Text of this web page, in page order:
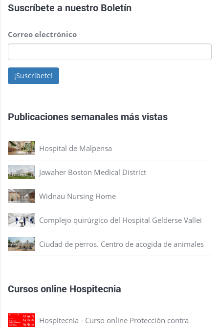
Suscríbete a nuestro Boletín
Correo electrónico
¡Suscríbete!
Publicaciones semanales más vistas
Hospital de Malpensa
Jawaher Boston Medical District
Widnau Nursing Home
Complejo quirúrgico del Hospital Gelderse Vallei
Ciudad de perros. Centro de acogida de animales
Cursos online Hospitecnia
Hospitecnia - Curso online Protección contra